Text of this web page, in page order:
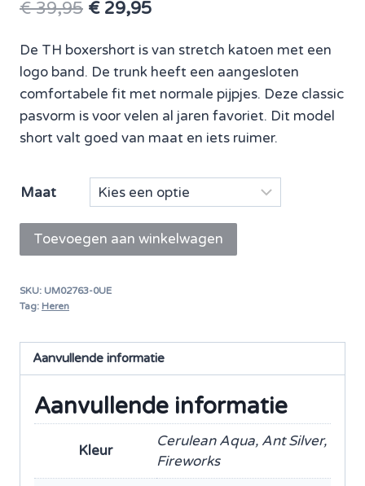
€39,95 Oorspronkelijke
was:
€ 39,95.
€29,95Huidige
is:
€ 29,95.
De TH boxershort is van stretch katoen met een
logo band. De trunk heeft een aangesloten
comfortabele fit met normale pijpjes. Deze classic
pasvorm is voor velen al jaren favoriet. Dit model
short valt goed van maat en iets ruimer.
Maat
Tommy
Hilfiger
Signature
Essentials
trunk
Toevoegen aan winkelwagen
SKU: UM02763-0UE
Tag: Heren
Aanvullende informatie
Aanvullende informatie
Kleur
Cerulean Aqua, Ant Silver,
Fireworks